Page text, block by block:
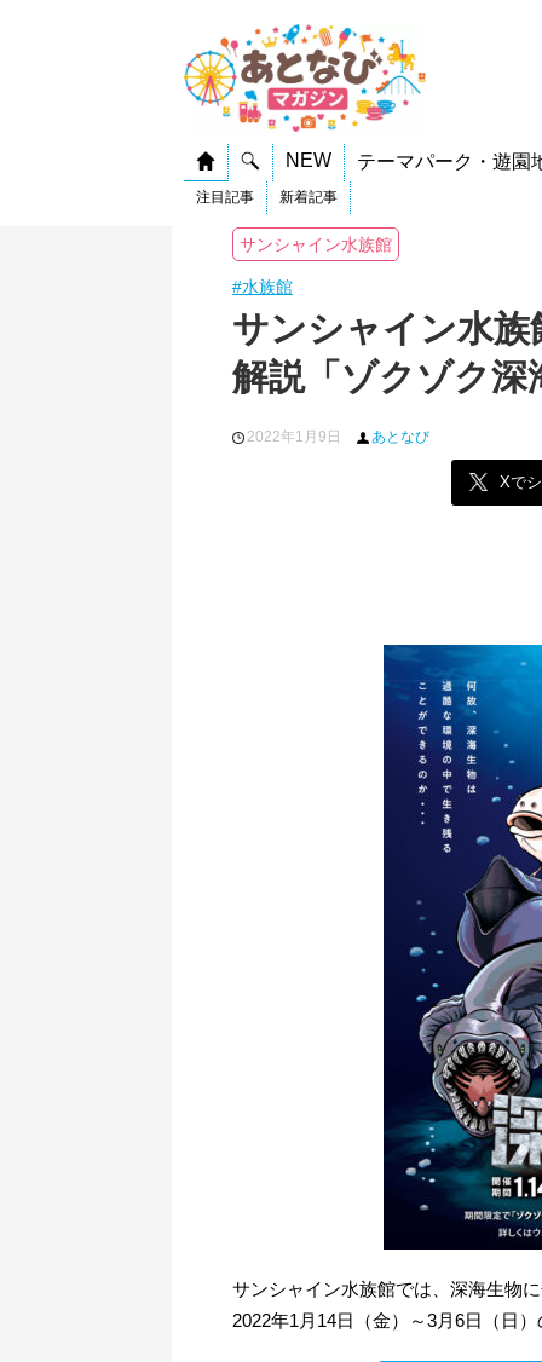
NEW テーマパーク・遊園
注目記事 新着記事
サンシャイン水族館
#水族館
サンシャイン水族
解説「ゾクゾク深
2022年1月9日 あとなび
Xで
サンシャイン水族館では、深海生物
2022年1月14日（金）～3月6日（日